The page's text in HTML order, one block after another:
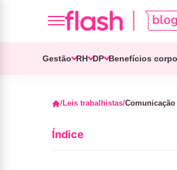
Gestão RH DP Benefícios
Leis trabalhistas
Índice